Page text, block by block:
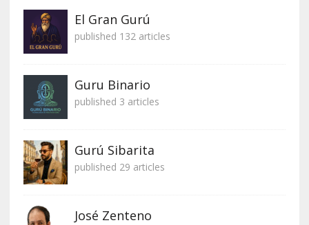
El Gran Gurú
published 132 articles
Guru Binario
published 3 articles
Gurú Sibarita
published 29 articles
José Zenteno